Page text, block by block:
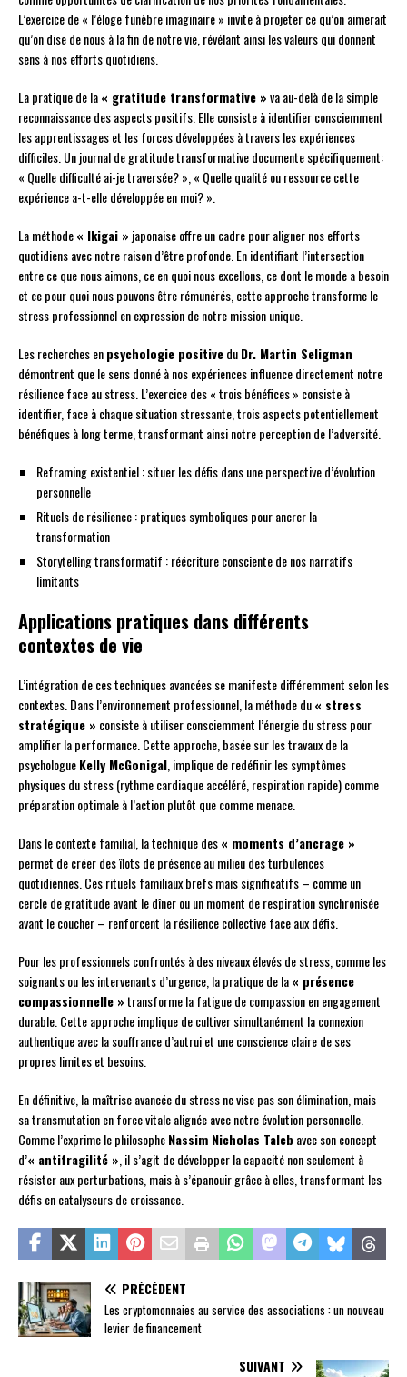
L’exercice de « l’éloge funèbre imaginaire » invite à projeter ce qu’on aimerait
qu’on dise de nous à la fin de notre vie, révélant ainsi les valeurs qui donnent
sens à nos efforts quotidiens.
La pratique de la« gratitude transformative »va au-delà de la simple
reconnaissance des aspects positifs. Elle consiste à identifier consciemment
les apprentissages et les forces développées à travers les expériences
difficiles. Un journal de gratitude transformative documente spécifiquement:
« Quelle difficulté ai-je traversée? », « Quelle qualité ou ressource cette
expérience a-t-elle développée en moi? ».
La méthode« Ikigai » japonaise offre un cadre pour aligner nos efforts
quotidiens avec notre raison d’être profonde. En identifiant l’intersection
entre ce que nous aimons, ce en quoi nous excellons, ce dont le monde a besoin
et ce pour quoi nous pouvons être rémunérés, cette approche transforme le
stress professionnel en expression de notre mission unique.
Les recherches enpsychologie positiveduDr. Martin Seligman
démontrent que le sens donné à nos expériences influence directement notre
résilience face au stress. L’exercice des « trois bénéfices » consiste à
identifier, face à chaque situation stressante, trois aspects potentiellement
bénéfiques à long terme, transformant ainsi notre perception de l’adversité.
Reframing existentiel : situer les défis dans une perspective d’évolution
personnelle
Rituels de résilience : pratiques symboliques pour ancrer la
transformation
Storytelling transformatif : réécriture consciente de nos narratifs
limitants
Applications pratiques dans différents
contextes de vie
L’intégration de ces techniques avancées se manifeste différemment selon les
contextes. Dans l’environnement professionnel, la méthode du« stress
stratégique » consiste à utiliser consciemment l’énergie du stress pour
amplifier la performance. Cette approche, basée sur les travaux de la
psychologueKelly McGonigal, implique de redéfinir les symptômes
physiques du stress (rythme cardiaque accéléré, respiration rapide) comme
préparation optimale à l’action plutôt que comme menace.
Dans le contexte familial, la technique des« moments d’ancrage »
permet de créer des îlots de présence au milieu des turbulences
quotidiennes. Ces rituels familiaux brefs mais significatifs – comme un
cercle de gratitude avant le dîner ou un moment de respiration synchronisée
avant le coucher – renforcent la résilience collective face aux défis.
Pour les professionnels confrontés à des niveaux élevés de stress, comme les
soignants ou les intervenants d’urgence, la pratique de la« présence
compassionnelle »transforme la fatigue de compassion en engagement
durable. Cette approche implique de cultiver simultanément la connexion
authentique avec la souffrance d’autrui et une conscience claire de ses
propres limites et besoins.
En définitive, la maîtrise avancée du stress ne vise pas son élimination, mais
sa transmutation en force vitale alignée avec notre évolution personnelle.
Comme l’exprime le philosopheNassim Nicholas Taleb avec son concept
d’« antifragilité », il s’agit de développer la capacité non seulement à
résister aux perturbations, mais à s’épanouir grâce à elles, transformant les
défis en catalyseurs de croissance.
PRÉCÉDENT
Les cryptomonnaies au service des associations : un nouveau
levier de financement
SUIVANT